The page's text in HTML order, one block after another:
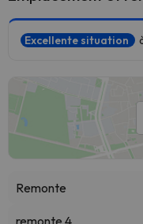
Excellente situation
Remonte
remonte 4